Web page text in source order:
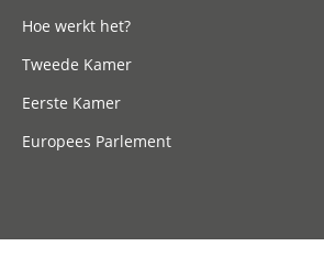
Hoe werkt het?
Tweede Kamer
Eerste Kamer
Europees Parlement